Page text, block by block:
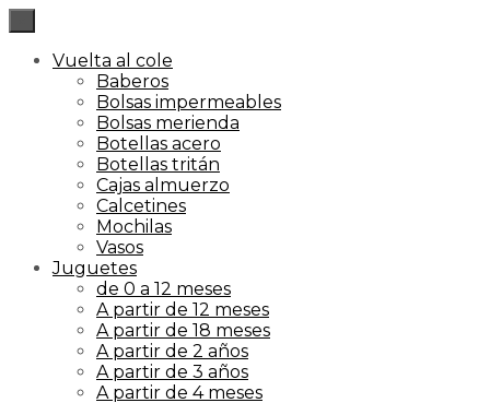
Vuelta al cole
Baberos
Bolsas impermeables
Bolsas merienda
Botellas acero
Botellas tritán
Cajas almuerzo
Calcetines
Mochilas
Vasos
Juguetes
de 0 a 12 meses
A partir de 12 meses
A partir de 18 meses
A partir de 2 años
A partir de 3 años
A partir de 4 meses